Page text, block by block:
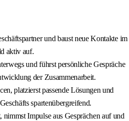
und baust neue Kontakte im
aktiv auf.
und führst persönliche Gespräche
der Zusammenarbeit.
platzierst passende Lösungen und
spartenübergreifend.
Impulse aus Gesprächen auf und